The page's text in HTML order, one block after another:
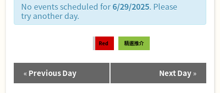
No events scheduled for6/29/2025. Please
try another day.
Red 精選推介
Day
Navigation
« Previous Day Next Day»